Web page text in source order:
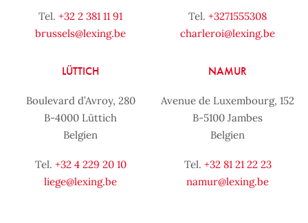
Tel. +32 2 381 11 91
brussels@lexing.be
Tel. +3271555308
charleroi@lexing.be
LÜTTICH
Boulevard d’Avroy, 280
B-4000 Lüttich
Belgien
Tel. +32 4 229 20 10
liege@lexing.be
NAMUR
Avenue de Luxembourg, 152
B-5100 Jambes
Belgien
Tel. +32 81 21 22 23
namur@lexing.be